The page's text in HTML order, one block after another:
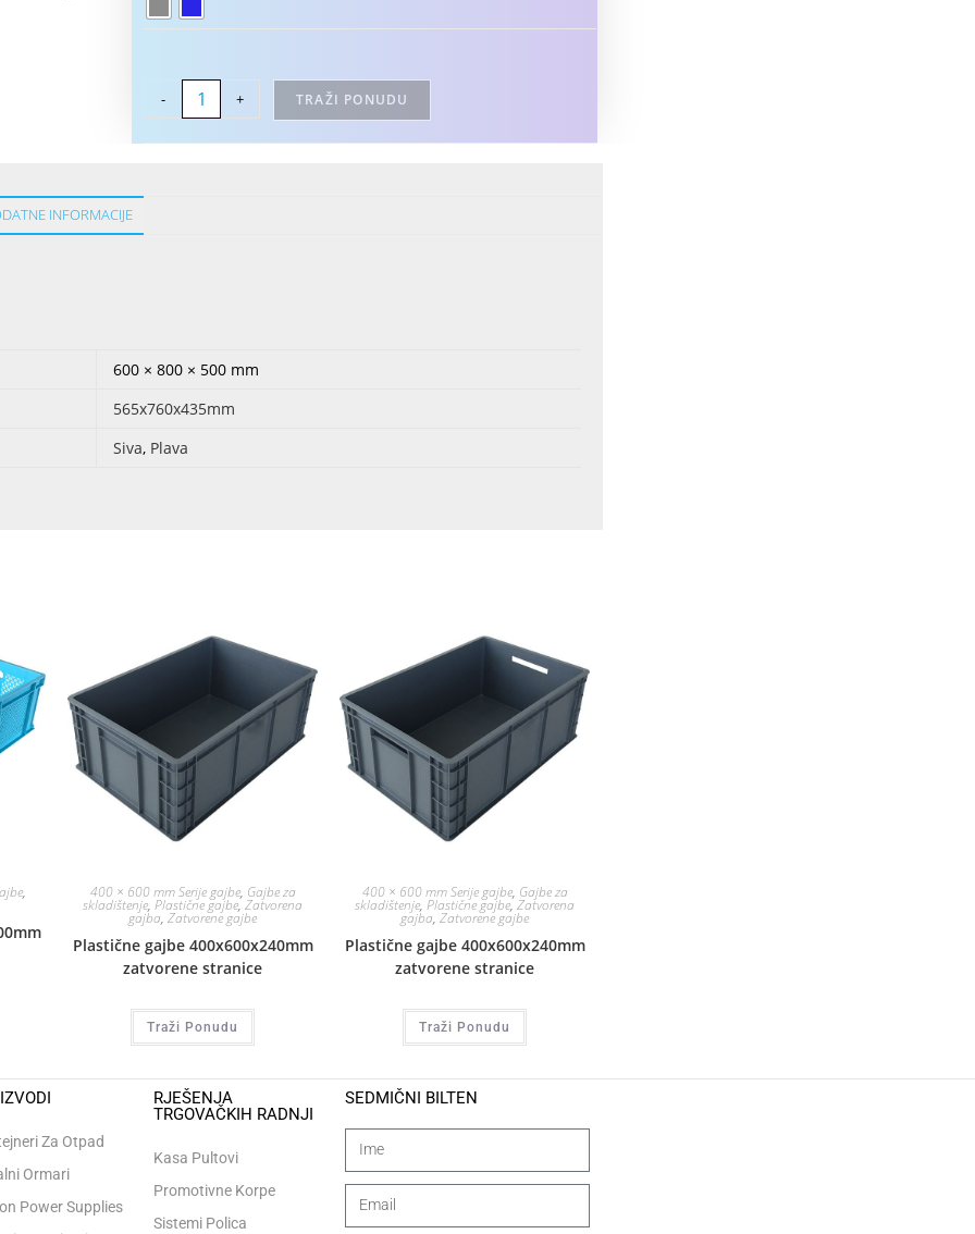
- + TRAŽI PONUDU
INFORMACIJE
600 × 800 × 500 mm
565x760x435mm
Siva, Plava
, 400 × 600 mm Serije gajbe, Gajbe za
skladištenje, Plastične gajbe,Zatvorena
gajba, Zatvorene gajbe
Plastične gajbe 400x600x240mm
zatvorene stranice
Traži Ponudu
400 × 600 mm Serije gajbe, Gajbe za
skladištenje, Plastične gajbe,Zatvorena
gajba, Zatvorene gajbe
Plastične gajbe 400x600x240mm
zatvorene stranice
Traži Ponudu
Za Otpad
Ormari
Power Supplies
RJEŠENJA
TRGOVAČKIH RADNJI
Kasa Pultovi
Promotivne Korpe
Sistemi Polica
SEDMIČNI BILTEN